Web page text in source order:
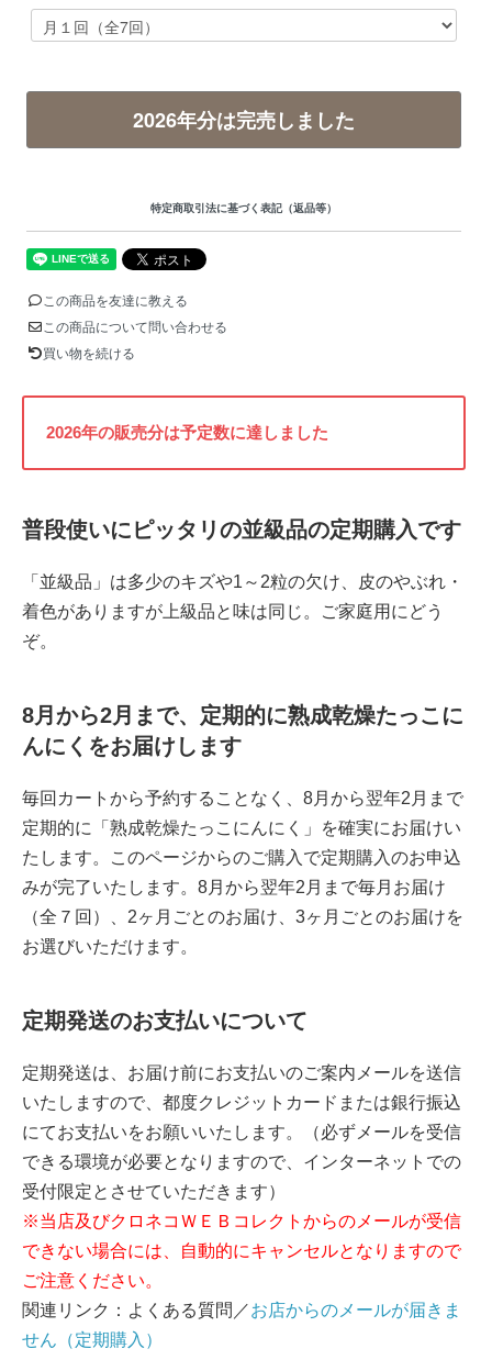
2026年分は完売しました
特定商取引法に基づく表記（返品等）
この商品を友達に教える
この商品について問い合わせる
買い物を続ける
2026年の販売分は予定数に達しました
普段使いにピッタリの並級品の定期購入です
「並級品」は多少のキズや1～2粒の欠け、皮のやぶれ・
着色がありますが上級品と味は同じ。ご家庭用にどう
ぞ。
8月から2月まで、定期的に熟成乾燥たっこに
んにくをお届けします
毎回カートから予約することなく、8月から翌年2月まで
定期的に「熟成乾燥たっこにんにく」を確実にお届けい
たします。このページからのご購入で定期購入のお申込
みが完了いたします。8月から翌年2月まで毎月お届け
（全７回）、2ヶ月ごとのお届け、3ヶ月ごとのお届けを
お選びいただけます。
定期発送のお支払いについて
定期発送は、お届け前にお支払いのご案内メールを送信
いたしますので、都度クレジットカードまたは銀行振込
にてお支払いをお願いいたします。（必ずメールを受信
できる環境が必要となりますので、インターネットでの
受付限定とさせていただきます）
※当店及びクロネコＷＥＢコレクトからのメールが受信
できない場合には、自動的にキャンセルとなりますので
ご注意ください。
関連リンク：よくある質問／お店からのメールが届きま
せん（定期購入）